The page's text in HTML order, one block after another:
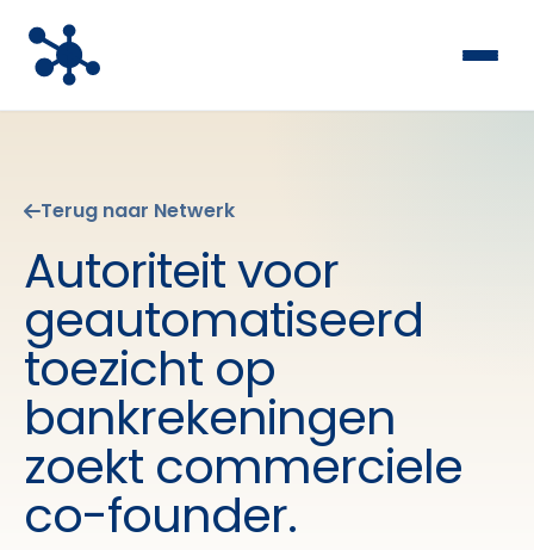
Terug naar Netwerk
Autoriteit voor
geautomatiseerd
toezicht op
bankrekeningen
zoekt commerciele
co-founder.